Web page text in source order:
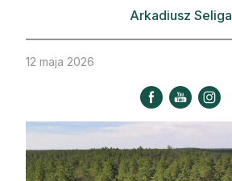
Nowe technologie
Kultura i historia
Strefa eksperta
Auto do lasu
Arkadiusz Seliga
12 maja 2026